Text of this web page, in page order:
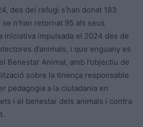
des del refugi s’han donat 183
n’han retornat 95 als seus
iniciativa impulsada el 2024 des de
d’animals, i que enguany es
Benestar Animal, amb l’objectiu de
sobre la tinença responsable
pedagogia a la ciutadania en
i el benestar dels animals i contra